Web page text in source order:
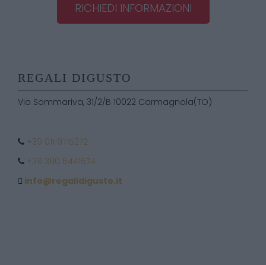
RICHIEDI INFORMAZIONI
REGALI DIGUSTO
Via Sommariva, 31/2/B 10022 Carmagnola(TO)
+39 011 9715272
+39 380 6441674
info@regalidigusto.it